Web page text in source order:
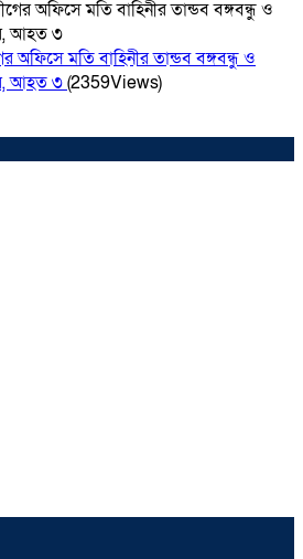
অফিসে মতি বাহিনীর তান্ডব বঙ্গবন্ধু ও
আহত ৩(2359Views)